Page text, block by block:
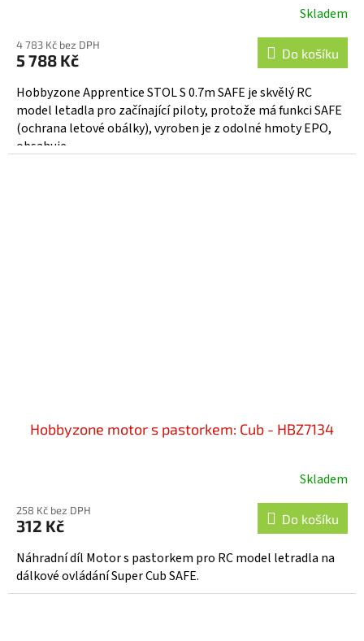
Skladem
4 783 Kč bez DPH
5 788 Kč Do košíku
Hobbyzone Apprentice STOL S 0.7m SAFE je skvělý RC
model letadla pro začínající piloty, protože má funkci SAFE
(ochrana letové obálky), vyroben je z odolné hmoty EPO,
obsahuje...
Hobbyzone motor s pastorkem: Cub - HBZ7134
Skladem
258 Kč bez DPH
312 Kč Do košíku
Náhradní díl Motor s pastorkem pro RC model letradla na
dálkové ovládání Super Cub SAFE.